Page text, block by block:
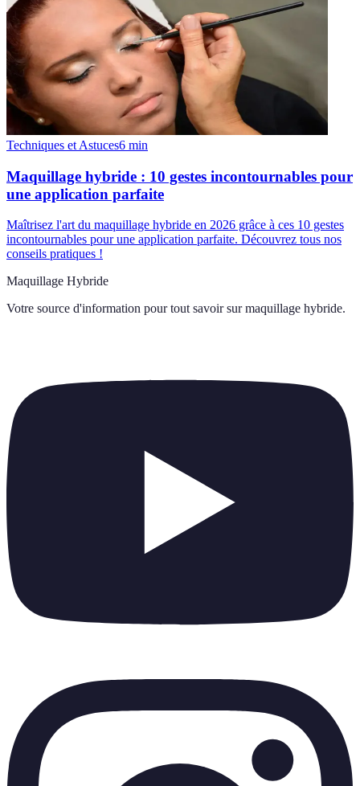
Techniques et Astuces6 min
Maquillage hybride : 10 gestes incontournables pour
une application parfaite
Maîtrisez l'art du maquillage hybride en 2026 grâce à ces 10 gestes
incontournables pour une application parfaite. Découvrez tous nos
conseils pratiques !
Maquillage Hybride
Votre source d'information pour tout savoir sur maquillage hybride.